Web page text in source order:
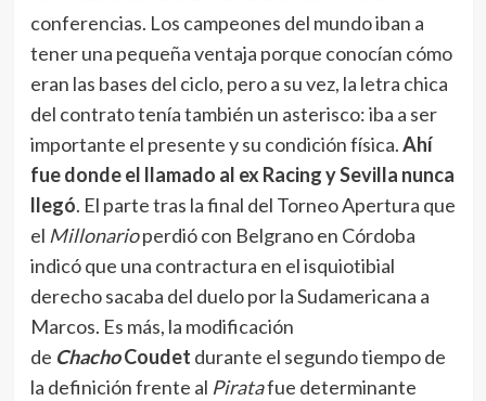
conferencias. Los campeones del mundo iban a
tener una pequeña ventaja porque conocían cómo
eran las bases del ciclo, pero a su vez, la letra chica
del contrato tenía también un asterisco: iba a ser
importante el presente y su condición física.Ahí
fue donde el llamado al ex Racing y Sevilla nunca
llegó. El parte tras la final del Torneo Apertura que
el Millonarioperdió con Belgrano en Córdoba
indicó que una contractura en el isquiotibial
derecho sacaba del duelo por la Sudamericana a
Marcos. Es más, la modificación
de ChachoCoudet durante el segundo tiempo de
la definición frente al Piratafue determinante